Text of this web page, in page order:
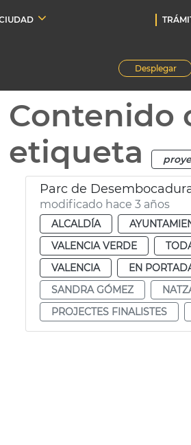
Desplegar
Contenido
etiqueta
Parc de
modificado hace 3 años
ALCALDÍA
VALENCIA VERDE
VALENCIA
EN
SANDRA GÓMEZ
PROJECTES FINALISTES